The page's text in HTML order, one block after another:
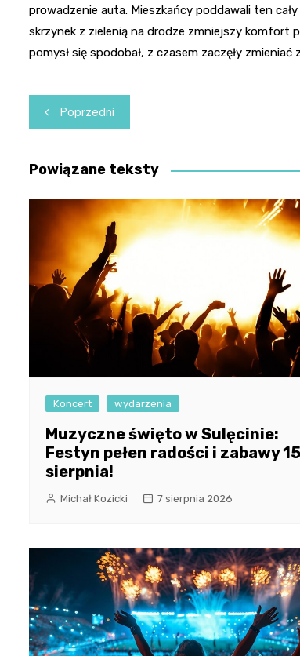
prowadzenie auta. Mieszkańcy poddawali ten
skrzynek z zielenią na drodze zmniejszy
pomysł się spodobał, z czasem zaczęły zmieniać
Nawigacja
wpisu
Poprzedni
Powiązane teksty
Koncert wydarzenia
Muzyczne święto w Sulęcinie:
Festyn pełen radości i zabawy 15
sierpnia!
Michał Kozicki 7 sierpnia 2026